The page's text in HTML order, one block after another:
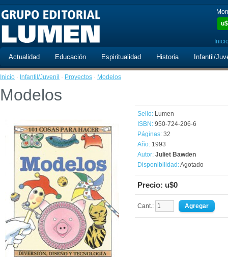
u$
Actualidad Educación Espiritualidad Historia Infantil/
Inicio · Infantil/Juvenil · Proyectos · Modelos
Modelos
Sello: Lumen
ISBN: 950-724-206-6
Páginas: 32
Año: 1993
Autor: Juliet Bawden
Disponibilidad:Agotado
Precio: u$0
Cant.: